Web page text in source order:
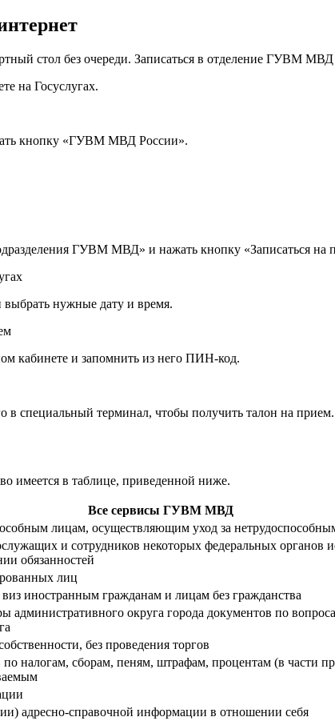
стол без очереди. Записаться в отделение ГУВМ
на Госуслугах.
кнопку «ГУВМ МВД России».
ГУВМ МВД» и нажать кнопку «Записаться на
выбрать нужные дату и время.
кабинете и запомнить из него ПИН-код.
специальный терминал, чтобы получить талон на прием.
имеется в таблице, приведенной ниже.
Все сервисы ГУВМ МВД
лицам, осуществляющим уход за
и сотрудников некоторых федеральных
обязанностей
лиц
иностранным гражданам и лицам без гражданства
округа города документов по
без проведения торгов
налогам, сборам, пеням, штрафам, процентам (в части
адресно-справочной информации в отношении себя